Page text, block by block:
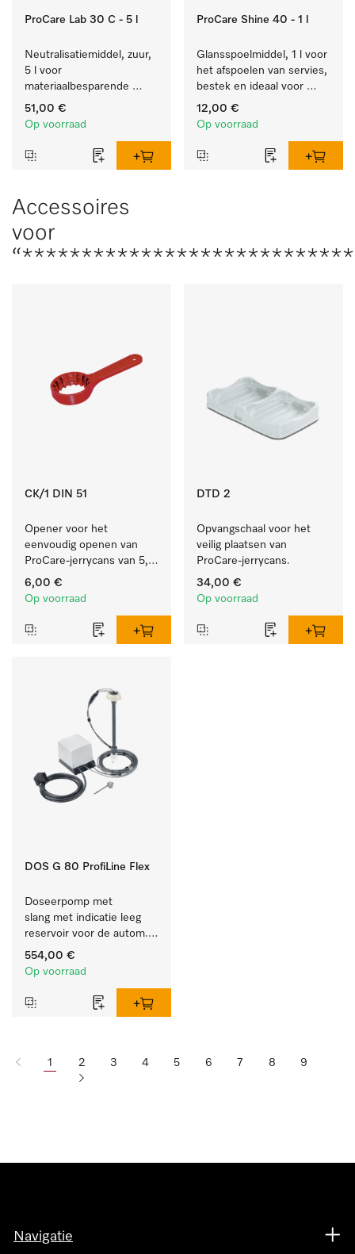
ProCare Lab 30 C - 5 l
Neutralisatiemiddel, zuur,
5 l voor
materiaalbesparende
machinale reiniging van
laboratoriumglaswerk en -
51,00 €
Op voorraad
ProCare Shine 40 - 1 l
Glansspoelmiddel, 1 l voor
het afspoelen van servies,
bestek en ideaal voor
glazen.
12,00 €
Op voorraad
Accessoires
voor
CK/1 DIN 51
Opener voor het
eenvoudig openen van
ProCare-jerrycans van 5,
10 en 20 l.
6,00 €
Op voorraad
DTD 2
Opvangschaal voor het
veilig plaatsen van
ProCare-jerrycans.
34,00 €
Op voorraad
DOS G 80 ProfiLine Flex
Doseerpomp met
slang met indicatie leeg
reservoir voor de autom.
dos. van vloeib.
reinigingsmiddelen.
554,00 €
Op voorraad
1 2 3 4 5 6 7 8 9
Navigatie